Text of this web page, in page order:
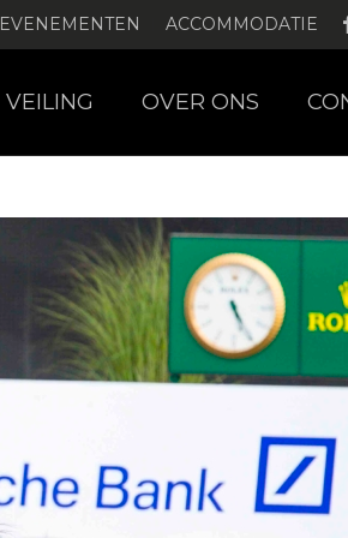
EVENEMENTEN ACCOMMODATIE
VEILING OVER ONS